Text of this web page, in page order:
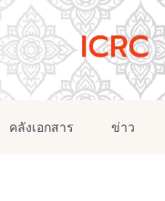
คลังเอกสาร ข่าว